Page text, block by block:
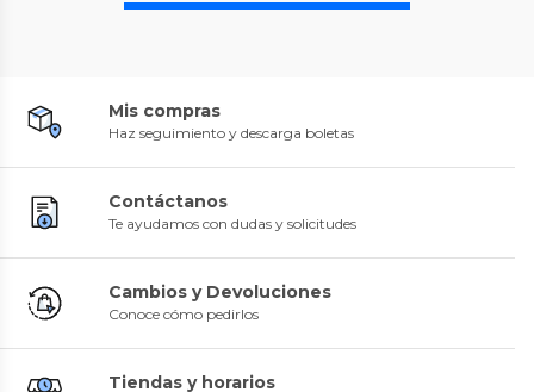
Mis compras
Haz seguimiento y descarga boletas
Contáctanos
Te ayudamos con dudas y solicitudes
Cambios y Devoluciones
Conoce cómo pedirlos
Tiendas y horarios